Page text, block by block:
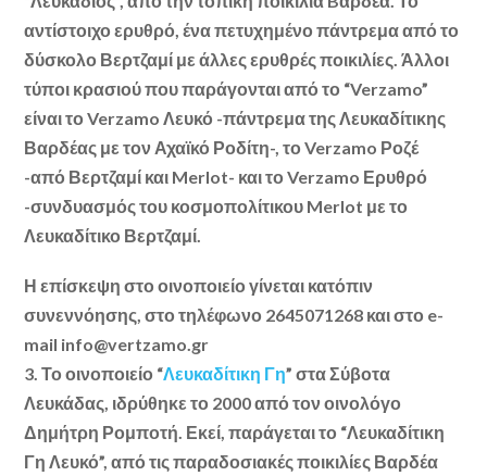
αντίστοιχο ερυθρό, ένα πετυχημένο πάντρεμα από το
δύσκολο Βερτζαμί με άλλες ερυθρές ποικιλίες. Άλλοι
τύποι κρασιού που παράγονται από το “Verzamo”
είναι το Verzamo Λευκό -πάντρεμα της Λευκαδίτικης
Βαρδέας με τον Αχαϊκό Ροδίτη-, το Verzamo Ροζέ
-από Βερτζαμί και Merlot- και το Verzamo Ερυθρό
-συνδυασμός του κοσμοπολίτικου Merlot με το
Λευκαδίτικο Βερτζαμί.
Η επίσκεψη στο οινοποιείο γίνεται κατόπιν
συνεννόησης, στο τηλέφωνο 2645071268 και στο e-
mail info@vertzamo.gr
3.Το οινοποιείο “Λευκαδίτικη Γη” στα Σύβοτα
Λευκάδας, ιδρύθηκε το 2000 από τον οινολόγο
Δημήτρη Ρομποτή. Εκεί, παράγεται το “Λευκαδίτικη
Γη Λευκό”, από τις παραδοσιακές ποικιλίες Βαρδέα